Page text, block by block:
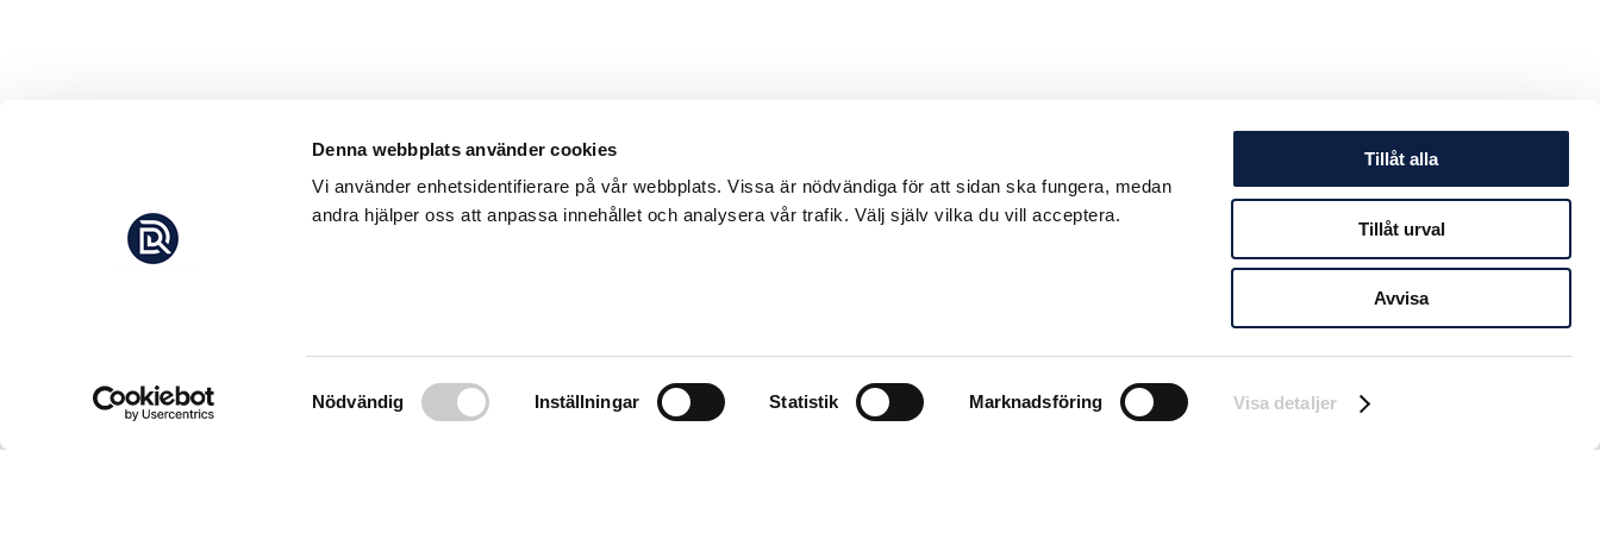
Denna webbplats använder cookies
Vi använder enhetsidentifierare på vår webbplats. Vissa är nödvändiga för att sidan ska fungera, medan
andra hjälper oss att anpassa innehållet och analysera vår trafik. Välj själv vilka du vill acceptera.
Samtyckesval
Nödvändig Inställningar Statistik Marknadsföring Visa detaljer
Tillåt alla
Tillåt urval
Avvisa